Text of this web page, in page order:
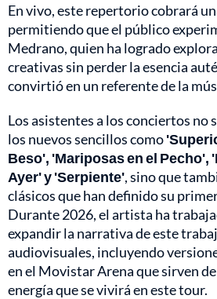
En vivo, este repertorio cobrará
permitiendo que el público
Medrano, quien ha logrado
creativas sin perder la esencia
convirtió en un referente de la
Los asistentes a los conciertos no
los nuevos sencillos como
Beso', 'Mariposas en el Pecho',
Ayer' y 'Serpiente', sino que
clásicos que han definido su
Durante 2026, el artista ha
expandir la narrativa de este
audiovisuales, incluyendo
en el Movistar Arena que sirven
energía que se vivirá en este tour.